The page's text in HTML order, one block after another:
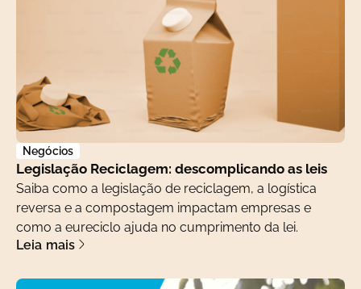
Negócios
Legislação Reciclagem: descomplicando as leis
Saiba como a legislação de reciclagem, a logística
reversa e a compostagem impactam empresas e
como a eureciclo ajuda no cumprimento da lei.
Leia mais